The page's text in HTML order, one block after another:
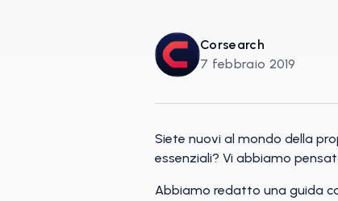
Corsearch
7 febbraio 2019
Siete nuovi al mondo della
essenziali? Vi abbiamo
Abbiamo redatto una guida